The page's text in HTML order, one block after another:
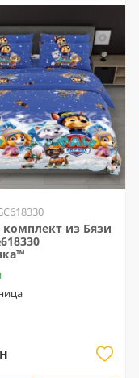
из Бязи